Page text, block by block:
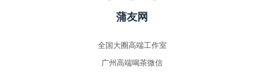
蒲友网
全国大圈高端工作室
广州高端喝茶微信